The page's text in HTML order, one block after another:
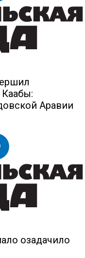
Аравии
озадачило